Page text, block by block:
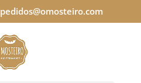
pedidos@omosteiro.com